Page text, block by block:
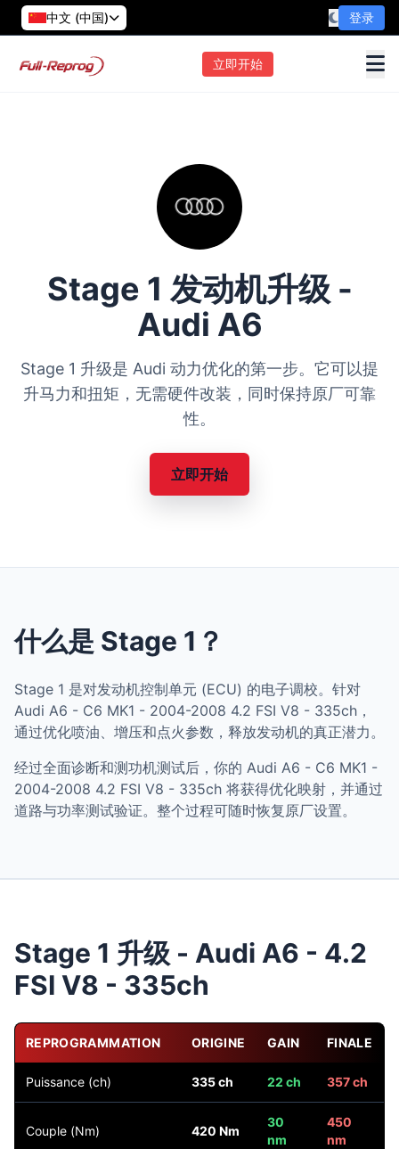
中文 (中国) 登录
立即开始
Stage 1 发动机升级 -
Audi A6
Stage 1 升级是 Audi 动力优化的第一步。它可以提
升马力和扭矩，无需硬件改装，同时保持原厂可靠
性。
立即开始
什么是 Stage 1？
Stage 1 是对发动机控制单元 (ECU) 的电子调校。针对
Audi A6 - C6 MK1 - 2004-2008 4.2 FSI V8 - 335ch，
通过优化喷油、增压和点火参数，释放发动机的真正潜力。
经过全面诊断和测功机测试后，你的 Audi A6 - C6 MK1 -
2004-2008 4.2 FSI V8 - 335ch 将获得优化映射，并通过
道路与功率测试验证。整个过程可随时恢复原厂设置。
Stage 1 升级 - Audi A6 - 4.2
FSI V8 - 335ch
REPROGRAMMATION ORIGINE GAIN FINALE
Puissance (ch) 335 ch 22 ch 357 ch
Couple (Nm) 420 Nm
30
nm
450
nm